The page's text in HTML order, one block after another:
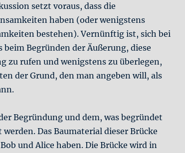
setzt voraus, dass die
haben (oder wenigstens
bestehen). Vernünftig ist, sich bei
Begründen der Äußerung, diese
zu rufen und wenigstens zu überlegen,
der Grund, den man angeben will, als
Begründung und dem, was begründet
Das Baumaterial dieser Brücke
und Alice haben. Die Brücke wird in